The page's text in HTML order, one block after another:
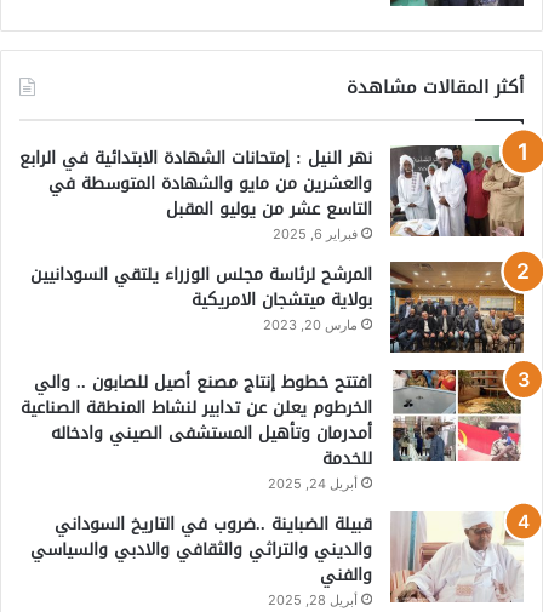
أكثر المقالات مشاهدة
نهر النيل : إمتحانات الشهادة الابتدائية في الرابع
والعشرين من مايو والشهادة المتوسطة في
التاسع عشر من يوليو المقبل
فبراير 6, 2025
المرشح لرئاسة مجلس الوزراء يلتقي السودانيين
بولاية ميتشجان الامريكية
مارس 20, 2023
افتتح خطوط إنتاج مصنع أصيل للصابون .. والي
الخرطوم يعلن عن تدابير لنشاط المنطقة الصناعية
أمدرمان وتأهيل المستشفى الصيني وادخاله
للخدمة
أبريل 24, 2025
قبيلة الضباينة ..ضروب في التاريخ السوداني
والديني والتراثي والثقافي والادبي والسياسي
والفني
أبريل 28, 2025